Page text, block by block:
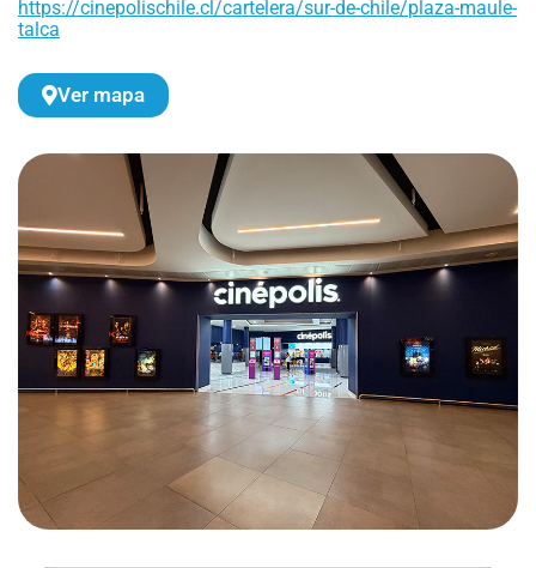
https://cinepolischile.cl/cartelera/sur-de-chile/plaza-maule-
talca
Ver mapa